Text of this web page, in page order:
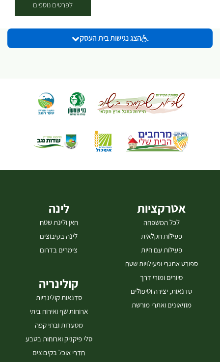
לפרטים נוספים
הצג נגישות בית העסק
אטרקציות
לכל המשפחה
פעילות חקלאית
פעילות עם חיות
ספורט אתגרי ופעילויות שטח
סיורים ומורי דרך
סדנאות, יצירה וטיפולים
מוזיאונים ואתרי מורשת
לינה
חאן ולינת שטח
לינה בקיבוצים
צימרים בדרום
קולינריה
סדנאות קולינריות
ארוחות שף ואירוח ביתי
מסעדות ובתי קפה
סלי פיקניק וארוחות בטבע
חדרי אוכל בקיבוצים